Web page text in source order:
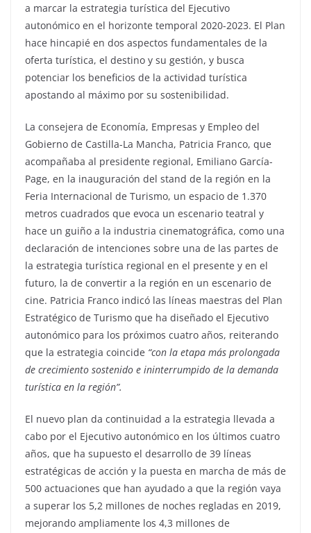
a marcar la estrategia turística del Ejecutivo
autonómico en el horizonte temporal 2020-2023. El Plan
hace hincapié en dos aspectos fundamentales de la
oferta turística, el destino y su gestión, y busca
potenciar los beneficios de la actividad turística
apostando al máximo por su sostenibilidad.
La consejera de Economía, Empresas y Empleo del
Gobierno de Castilla-La Mancha, Patricia Franco, que
acompañaba al presidente regional, Emiliano García-
Page, en la inauguración del stand de la región en la
Feria Internacional de Turismo, un espacio de 1.370
metros cuadrados que evoca un escenario teatral y
hace un guiño a la industria cinematográfica, como una
declaración de intenciones sobre una de las partes de
la estrategia turística regional en el presente y en el
futuro, la de convertir a la región en un escenario de
cine. Patricia Franco indicó las líneas maestras del Plan
Estratégico de Turismo que ha diseñado el Ejecutivo
autonómico para los próximos cuatro años, reiterando
que la estrategia coincide “con la etapa más prolongada
de crecimiento sostenido e ininterrumpido de la demanda
turística en la región”.
El nuevo plan da continuidad a la estrategia llevada a
cabo por el Ejecutivo autonómico en los últimos cuatro
años, que ha supuesto el desarrollo de 39 líneas
estratégicas de acción y la puesta en marcha de más de
500 actuaciones que han ayudado a que la región vaya
a superar los 5,2 millones de noches regladas en 2019,
mejorando ampliamente los 4,3 millones de